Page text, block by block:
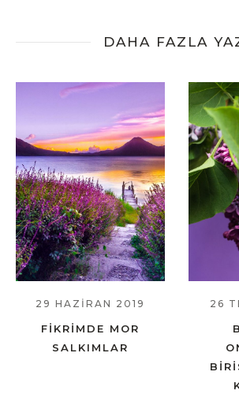
DAHA FAZLA
29 HAZIRAN 2019
FIKRIMDE MOR
SALKIMLAR
26